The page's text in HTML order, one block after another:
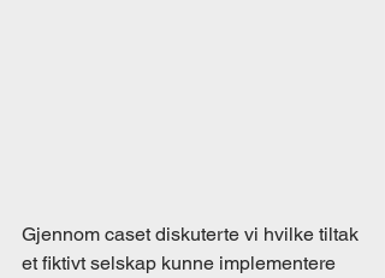
Gjennom caset diskuterte vi hvilke tiltak
et fiktivt selskap kunne implementere